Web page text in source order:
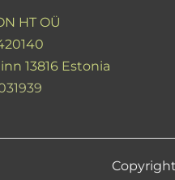
HT OÜ
13816 Estonia